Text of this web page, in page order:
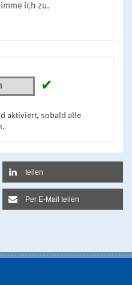
ich zu.
✔
aktiviert, sobald alle
teilen
Per E-Mail teilen